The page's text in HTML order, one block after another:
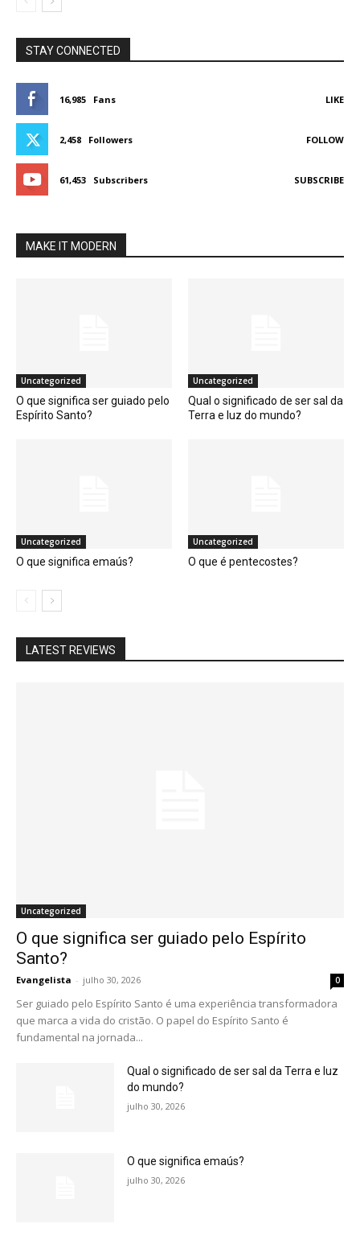
STAY CONNECTED
16,985 Fans LIKE
2,458 Followers FOLLOW
61,453 Subscribers SUBSCRIBE
MAKE IT MODERN
Uncategorized
O que significa ser guiado pelo
Espírito Santo?
Uncategorized
Qual o significado de ser sal da
Terra e luz do mundo?
Uncategorized
O que significa emaús?
Uncategorized
O que é pentecostes?
LATEST REVIEWS
Uncategorized
O que significa ser guiado pelo Espírito
Santo?
Evangelista - julho 30, 2026 0
Ser guiado pelo Espírito Santo é uma experiência transformadora
que marca a vida do cristão. O papel do Espírito Santo é
fundamental na jornada...
Qual o significado de ser sal da Terra e luz
do mundo?
julho 30, 2026
O que significa emaús?
julho 30, 2026